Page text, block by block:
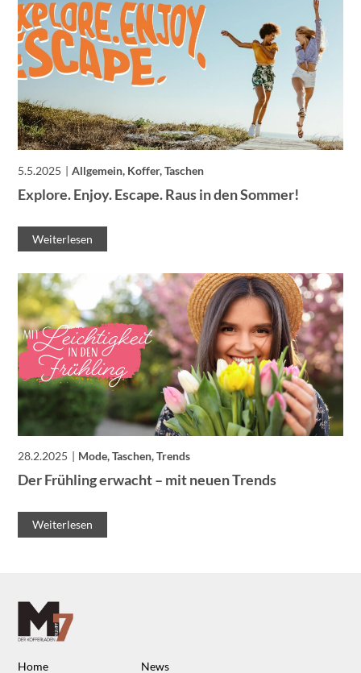
5.5.2025 Allgemein, Koffer, Taschen
Explore. Enjoy. Escape. Raus in den Sommer!
Weiterlesen
28.2.2025 Mode, Taschen, Trends
Der Frühling erwacht – mit neuen Trends
Weiterlesen
Home News